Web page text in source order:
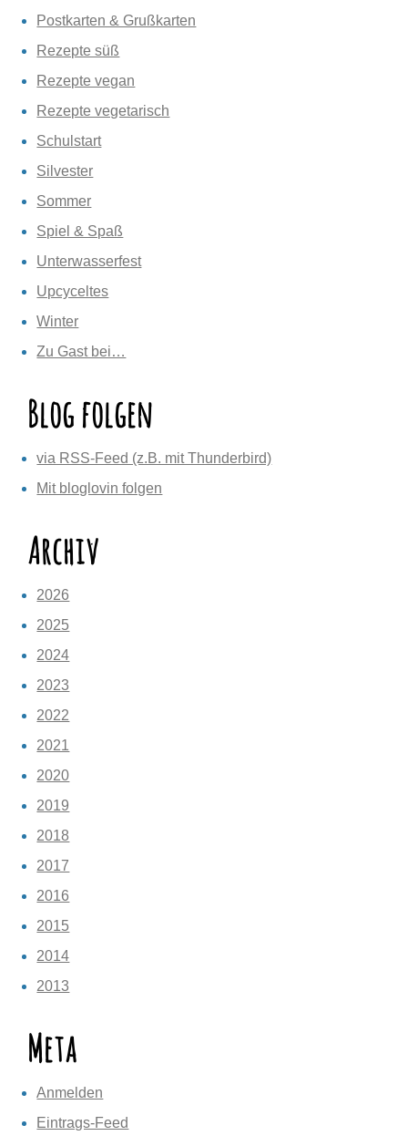
Postkarten & Grußkarten
Rezepte süß
Rezepte vegan
Rezepte vegetarisch
Schulstart
Silvester
Sommer
Spiel & Spaß
Unterwasserfest
Upcyceltes
Winter
Zu Gast bei…
Blog folgen
via RSS-Feed (z.B. mit Thunderbird)
Mit bloglovin folgen
Archiv
2026
2025
2024
2023
2022
2021
2020
2019
2018
2017
2016
2015
2014
2013
Meta
Anmelden
Eintrags-Feed